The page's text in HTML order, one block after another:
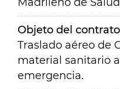
Objeto del contrato
Traslado aéreo de
material sanitario
emergencia.